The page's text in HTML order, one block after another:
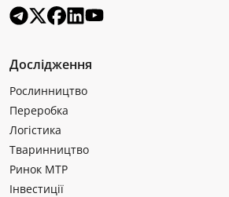
Дослідження
Рослинництво
Переробка
Логістика
Тваринництво
Ринок МТР
Інвестиції